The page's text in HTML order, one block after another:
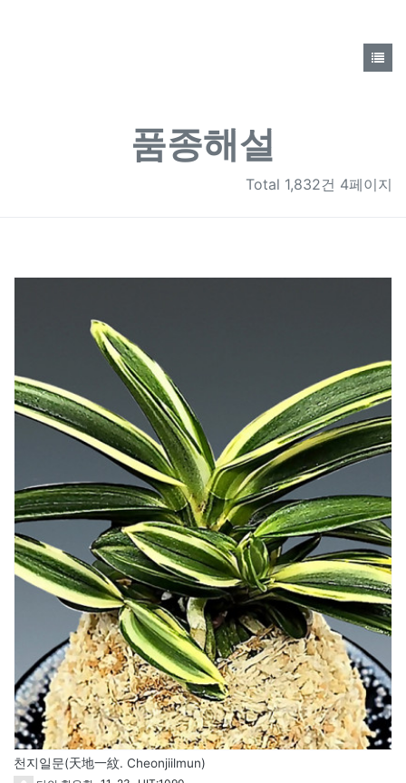
품종해설
Total 1,832건 4페이지
천지일문(天地一紋. Cheonjiilmun)